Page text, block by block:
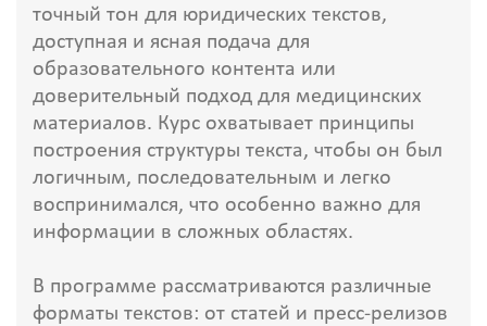
точный тон для юридических текстов,
доступная и ясная подача для
образовательного контента или
доверительный подход для медицинских
материалов. Курс охватывает принципы
построения структуры текста, чтобы он был
логичным, последовательным и легко
воспринимался, что особенно важно для
информации в сложных областях.
В программе рассматриваются различные
форматы текстов: от статей и пресс-релизов